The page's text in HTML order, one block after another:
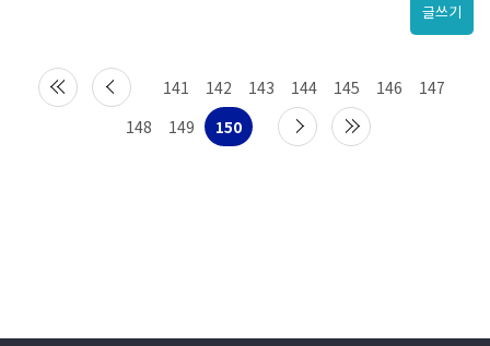
글쓰기
141 142 143 144 145 146
147
148
149 150